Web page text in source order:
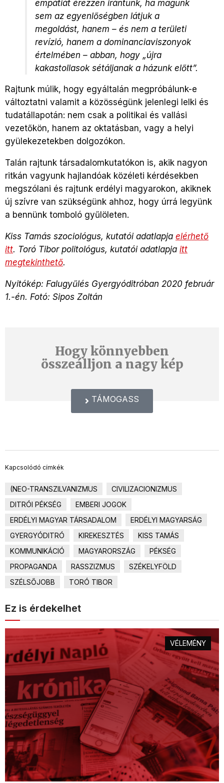
empátiát érezzen irántunk, ha magunk
sem az egyenlőségben látjuk a
megoldást, hanem – és nem a területi
revízió, hanem a dominanciaviszonyok
értelmében – abban, hogy „újra
kakastollasok sétáljanak a házunk előtt”.
Rajtunk múlik, hogy egyáltalán megpróbálunk-e
változtatni valamit a közösségünk jelenlegi lelki és
tudatállapotán: nem csak a politikai és vallási
vezetőkön, hanem az oktatásban, vagy a helyi
gyülekezetekben dolgozókon.
Talán rajtunk társadalomkutatókon is, akik nagyon
ritkán vagyunk hajlandóak közéleti kérdésekben
megszólani és rajtunk erdélyi magyarokon, akiknek
új szívre van szükségünk ahhoz, hogy úrrá legyünk
a bennünk tomboló gyűlöleten.
Kiss Tamás szociológus, kutatói adatlapja elérhető
itt. Toró Tibor politológus, kutatói adatlapja itt
megtekinthető.
Nyitókép: Falugyűlés Gyergyóditróban 2020 február
1.-én. Fotó: Sipos Zoltán
Hogy könnyebben
összeálljon a nagy kép
TÁMOGASS
Kapcsolódó címkék
(NEO-TRANSZILVANIZMUS
CIVILIZACIONIZMUS
DITRÓI PÉKSÉG
EMBERI JOGOK
ERDÉLYI MAGYAR TÁRSADALOM
ERDÉLYI MAGYARSÁG
GYERGYÓDITRÓ
KIREKESZTÉS
KISS TAMÁS
KOMMUNIKÁCIÓ
MAGYARORSZÁG
PÉKSÉG
PROPAGANDA
RASSZIZMUS
SZÉKELYFÖLD
SZÉLSŐJOBB
TORÓ TIBOR
Ez is érdekelhet
VÉLEMÉNY